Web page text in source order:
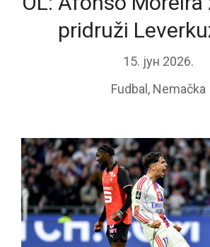
pridruži
15. јун 2026.
Fudbal , Nemačka